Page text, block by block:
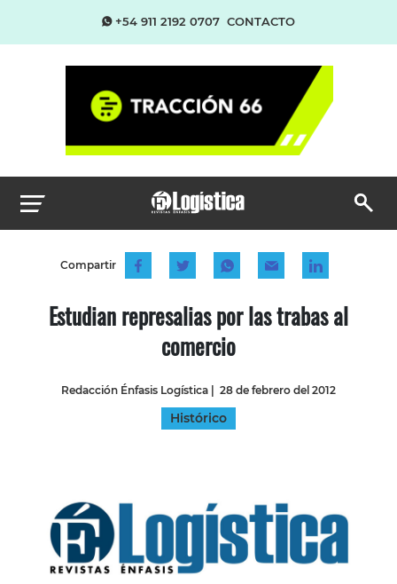
+54 911 2192 0707 CONTACTO
Compartir
Estudian represalias por las trabas al
comercio
Redacción Énfasis Logística | 28 de febrero del 2012
Histórico